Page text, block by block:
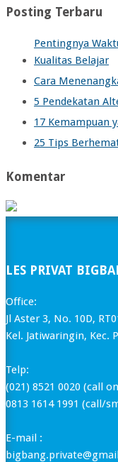
Posting Terbaru
Pentingnya
Kualitas Belajar
Cara
5 Pendekatan
17 Kemampuan
25 Tips
Komentar
LES PRIVAT
Office:
Jl Aster 3, No. 10D,
Kel. Jatiwaringin, Kec.
Telp:
(021) 8521 0020 (call
0813 1614 1991 (call/
E-mail :